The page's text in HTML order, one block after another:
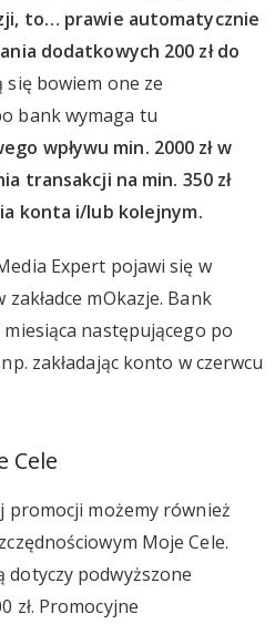
to… prawie automatycznie
dodatkowych 200 zł do
się bowiem one ze
bank wymaga tu
wpływu min. 2000 zł w
transakcji na min. 350 zł
konta i/lub kolejnym.
Expert pojawi się w
mOkazje. Bank
następującego po
zakładając konto w czerwcu
Cele
promocji możemy również
Moje Cele.
dotyczy podwyższone
zł. Promocyjne